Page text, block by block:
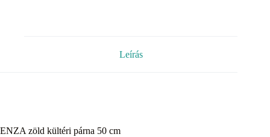
Leírás
ENZA zöld kültéri párna 50 cm